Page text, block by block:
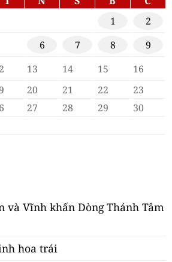
1
2
6 7 8
9
13 14 15
16
20 21 22
23
27 28 29
30
và Vĩnh khấn Dòng Thánh Tâm
hoa trái